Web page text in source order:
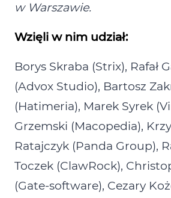
w Warszawie.
Wzięli w nim udział:
Borys Skraba (Strix), Rafał
(Advox Studio), Bartosz
(Hatimeria), Marek Syrek
Grzemski (Macopedia),
Ratajczyk (Panda Group),
Toczek (ClawRock),
(Gate‑software), Cezary